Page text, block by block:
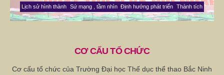
Lịch sử hình thành Sứ mạng , tầm nhìn Định hướng phát triển Thành tích
CƠ CẤU TỔ CHỨC
Cơ cấu tổ chức của Trường Đại học Thể dục thể thao Bắc Ninh